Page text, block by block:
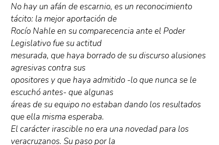
No hay un afán de escarnio, es un reconocimiento
tácito: la mejor aportación de
Rocío Nahle en su comparecencia ante el Poder
Legislativo fue su actitud
mesurada, que haya borrado de su discurso alusiones
agresivas contra sus
opositores y que haya admitido -lo que nunca se le
escuchó antes- que algunas
áreas de su equipo no estaban dando los resultados
que ella misma esperaba.
El carácter irascible no era una novedad para los
veracruzanos. Su paso por la